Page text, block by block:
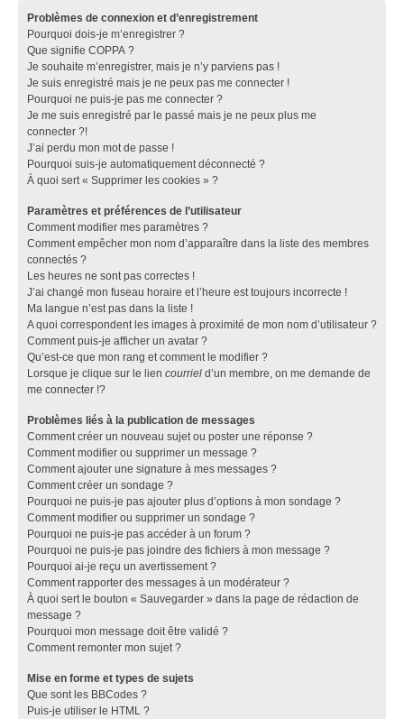
Problèmes de connexion et d’enregistrement
Pourquoi dois-je m’enregistrer ?
Que signifie COPPA ?
Je souhaite m’enregistrer, mais je n’y parviens pas !
Je suis enregistré mais je ne peux pas me connecter !
Pourquoi ne puis-je pas me connecter ?
Je me suis enregistré par le passé mais je ne peux plus me
connecter ?!
J’ai perdu mon mot de passe !
Pourquoi suis-je automatiquement déconnecté ?
À quoi sert « Supprimer les cookies » ?
Paramètres et préférences de l’utilisateur
Comment modifier mes paramètres ?
Comment empêcher mon nom d’apparaître dans la liste des membres
connectés ?
Les heures ne sont pas correctes !
J’ai changé mon fuseau horaire et l’heure est toujours incorrecte !
Ma langue n’est pas dans la liste !
A quoi correspondent les images à proximité de mon nom d’utilisateur ?
Comment puis-je afficher un avatar ?
Qu’est-ce que mon rang et comment le modifier ?
Lorsque je clique sur le lien courriel d’un membre, on me demande de
me connecter !?
Problèmes liés à la publication de messages
Comment créer un nouveau sujet ou poster une réponse ?
Comment modifier ou supprimer un message ?
Comment ajouter une signature à mes messages ?
Comment créer un sondage ?
Pourquoi ne puis-je pas ajouter plus d’options à mon sondage ?
Comment modifier ou supprimer un sondage ?
Pourquoi ne puis-je pas accéder à un forum ?
Pourquoi ne puis-je pas joindre des fichiers à mon message ?
Pourquoi ai-je reçu un avertissement ?
Comment rapporter des messages à un modérateur ?
À quoi sert le bouton « Sauvegarder » dans la page de rédaction de
message ?
Pourquoi mon message doit être validé ?
Comment remonter mon sujet ?
Mise en forme et types de sujets
Que sont les BBCodes ?
Puis-je utiliser le HTML ?